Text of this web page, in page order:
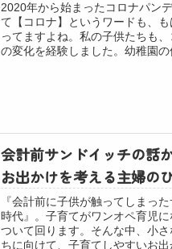
2020年から始まったコロナパン
て【コロナ】というワードも、
ってますよね。私の子供たちも
の変化を経験しました。幼稚園
会計前サンドイッチの話
お出かけを考える主婦の
『会計前に子供が触ってしまっ
時代』。子育てがワンオペ育児
ついて回ります。そんな中、小
ちに向けて、子育てしやすいお